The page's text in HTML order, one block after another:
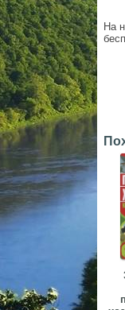
На